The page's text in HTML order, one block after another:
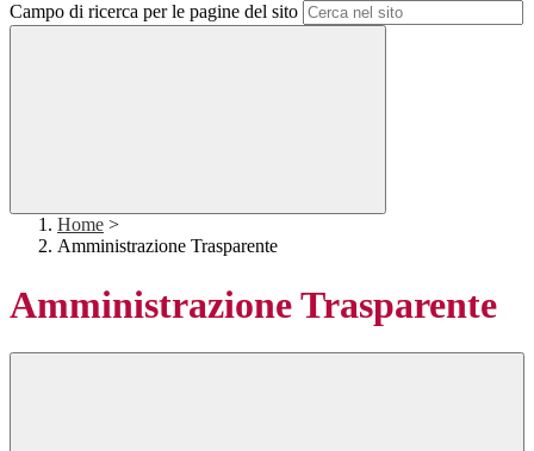
Campo di ricerca per le pagine del sito
Home >
Amministrazione Trasparente
Amministrazione Trasparente